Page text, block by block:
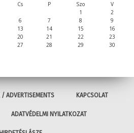
Cs P Szo
V
1
2
6 7 8
9
13 14 15
16
20 21 22
23
27 28 29
30
/ ADVERTISEMENTS KAPCSOLAT
ADATVÉDELMI NYILATKOZAT